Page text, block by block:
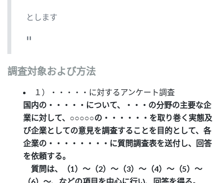
とします
調査対象および方法
１）・・・・・に対するアンケート調査
国内の・・・・・について、・・・の分野の主要な企
業に対して、○○○○○の・・・・・・を取り巻く実態及
び企業としての意見を調査することを目的として、各
企業の・・・・・・・・に質問調査表を送付し、回答
を依頼する。
質問は、（1）～（2）～（3）～（4）～（5）～